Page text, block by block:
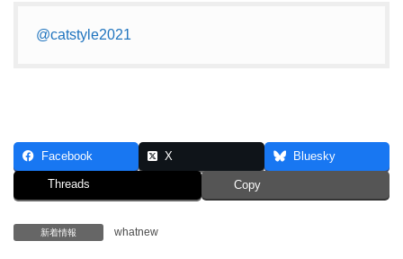
@catstyle2021
Facebook X Bluesky
Threads Copy
新着情報 whatnew